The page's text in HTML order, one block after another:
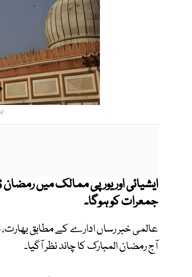
جمعرات کو ہوگا۔
عالمی خبر رساں ادارے کے مطابق
آج رمضان المبارک کا چاند نظر آگیا۔